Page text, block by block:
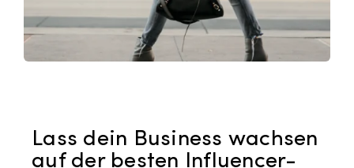
Lass dein Business wachsen
auf der besten Influencer-